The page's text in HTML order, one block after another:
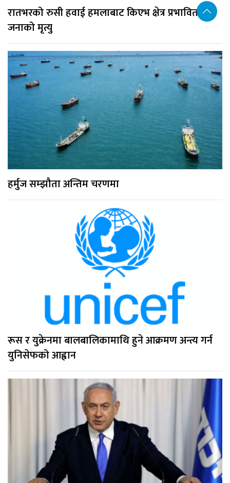
रातभरको रुसी हवाई हमलाबाट किएभ क्षेत्र प्रभावित, १७
जनाको मृत्यु
हर्मुज सम्झौता अन्तिम चरणमा
रूस र युक्रेनमा बालबालिकामाथि हुने आक्रमण अन्त्य गर्न
युनिसेफको आह्वान